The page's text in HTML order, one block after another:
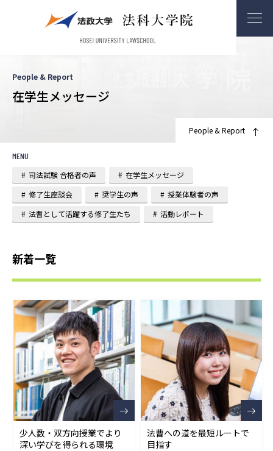
People & Report
在学生メッセージ
People & Report
MENU
司法試験 合格者の声
在学生メッセージ
修了生座談会
奨学生の声
授業体験者の声
法曹として活躍する修了生たち
活動レポート
新着一覧
少人数・双方向授業でより
深い学びを得られる環境
法曹への道を最短ルートで
目指す